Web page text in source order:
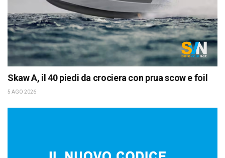
Skaw A, il 40 piedi da crociera con prua scow e foil
5 AGO 2026